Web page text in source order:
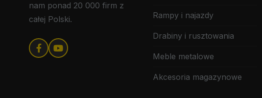
nam ponad 20 000 firm z
całej Polski.
Rampy i najazdy
Drabiny i rusztowania
Meble metalowe
Akcesoria magazynowe